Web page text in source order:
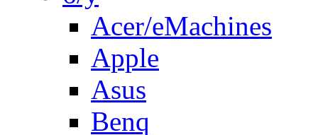
Acer/eMachines
Apple
Asus
Benq